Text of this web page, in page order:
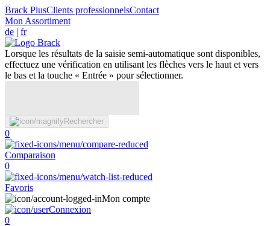
Brack PlusClients professionnelsContact
Mon Assortiment
de | fr
Lorsque les résultats de la saisie semi-automatique sont disponibles,
effectuez une vérification en utilisant les flèches vers le haut et vers
le bas et la touche « Entrée » pour sélectionner.
Rechercher
0
Comparaison
0
Favoris
Mon compte
Connexion
0